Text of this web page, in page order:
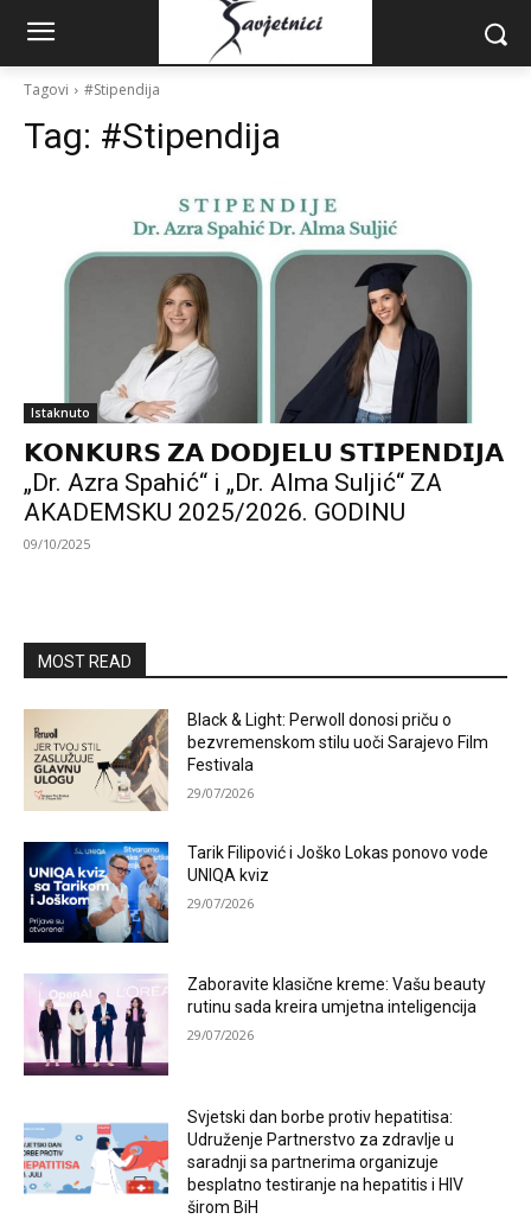
Tagovi #Stipendija
Tag: #Stipendija
Istaknuto
𝗞𝗢𝗡𝗞𝗨𝗥𝗦 𝗭𝗔 𝗗𝗢𝗗𝗝𝗘𝗟𝗨 𝗦𝗧𝗜𝗣𝗘𝗡𝗗𝗜𝗝𝗔
„Dr. Azra Spahić“ i „Dr. Alma Suljić“ ZA
AKADEMSKU 2025/2026. GODINU
09/10/2025
MOST READ
Black & Light: Perwoll donosi priču o
bezvremenskom stilu uoči Sarajevo Film
Festivala
29/07/2026
Tarik Filipović i Joško Lokas ponovo vode
UNIQA kviz
29/07/2026
Zaboravite klasične kreme: Vašu beauty
rutinu sada kreira umjetna inteligencija
29/07/2026
Svjetski dan borbe protiv hepatitisa:
Udruženje Partnerstvo za zdravlje u
saradnji sa partnerima organizuje
besplatno testiranje na hepatitis i HIV
širom BiH